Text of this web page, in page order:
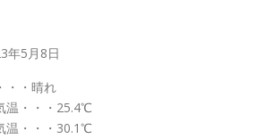
年5月8日
・・晴れ
温・・・25.4℃
温・・・30.1℃